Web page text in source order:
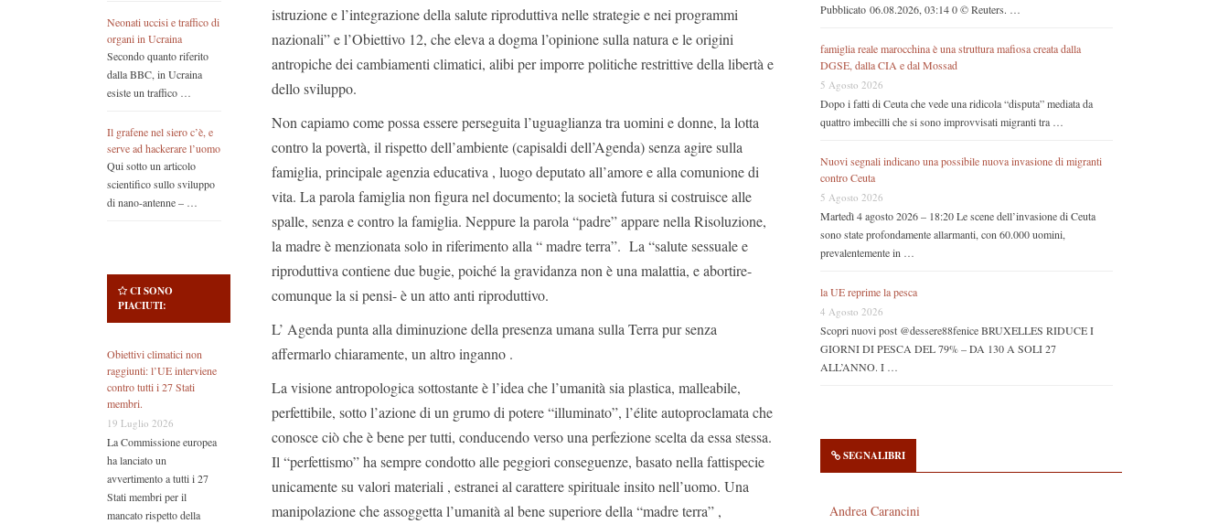
Neonati uccisi e traffico di
organi in Ucraina
Secondo quanto riferito
dalla BBC, in Ucraina
esiste un traffico …
Il grafene nel siero c’è, e
serve ad hackerare l’uomo
Qui sotto un articolo
scientifico sullo sviluppo
di nano-antenne – …
CI SONO
PIACIUTI:
Obiettivi climatici non
raggiunti: l’UE interviene
contro tutti i 27 Stati
membri.
19 Luglio 2026
La Commissione europea
ha lanciato un
avvertimento a tutti i 27
Stati membri per il
mancato rispetto della
istruzione e l’integrazione della salute riproduttiva nelle strategie e nei programmi
nazionali” e l’Obiettivo 12, che eleva a dogma l’opinione sulla natura e le origini
antropiche dei cambiamenti climatici, alibi per imporre politiche restrittive della libertà e
dello sviluppo.
Non capiamo come possa essere perseguita l’uguaglianza tra uomini e donne, la lotta
contro la povertà, il rispetto dell’ambiente (capisaldi dell’Agenda) senza agire sulla
famiglia, principale agenzia educativa , luogo deputato all’amore e alla comunione di
vita. La parola famiglia non figura nel documento; la società futura si costruisce alle
spalle, senza e contro la famiglia. Neppure la parola “padre” appare nella Risoluzione,
la madre è menzionata solo in riferimento alla “ madre terra”. La “salute sessuale e
riproduttiva contiene due bugie, poiché la gravidanza non è una malattia, e abortire-
comunque la si pensi- è un atto anti riproduttivo.
L’ Agenda punta alla diminuzione della presenza umana sulla Terra pur senza
affermarlo chiaramente, un altro inganno .
La visione antropologica sottostante è l’idea che l’umanità sia plastica, malleabile,
perfettibile, sotto l’azione di un grumo di potere “illuminato”, l’élite autoproclamata che
conosce ciò che è bene per tutti, conducendo verso una perfezione scelta da essa stessa.
Il “perfettismo” ha sempre condotto alle peggiori conseguenze, basato nella fattispecie
unicamente su valori materiali , estranei al carattere spirituale insito nell’uomo. Una
manipolazione che assoggetta l’umanità al bene superiore della “madre terra” ,
Pubblicato 06.08.2026, 03:14 0 © Reuters. …
famiglia reale marocchina è una struttura mafiosa creata dalla
DGSE, dalla CIA e dal Mossad
5 Agosto 2026
Dopo i fatti di Ceuta che vede una ridicola “disputa” mediata da
quattro imbecilli che si sono improvvisati migranti tra …
Nuovi segnali indicano una possibile nuova invasione di migranti
contro Ceuta
5 Agosto 2026
Martedì 4 agosto 2026 – 18:20 Le scene dell’invasione di Ceuta
sono state profondamente allarmanti, con 60.000 uomini,
prevalentemente in …
la UE reprime la pesca
4 Agosto 2026
Scopri nuovi post @dessere88fenice BRUXELLES RIDUCE I
GIORNI DI PESCA DEL 79% – DA 130 A SOLI 27
ALL’ANNO. I …
SEGNALIBRI
Andrea Carancini